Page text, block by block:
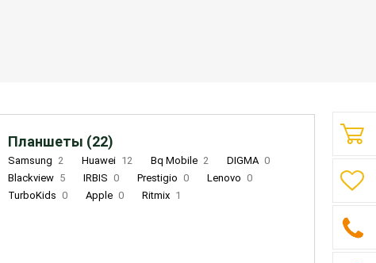
Планшеты (22)
Samsung 2 Huawei 12 Bq Mobile 2 DIGMA 0
Blackview 5 IRBIS 0 Prestigio 0 Lenovo 0
TurboKids 0 Apple 0 Ritmix 1